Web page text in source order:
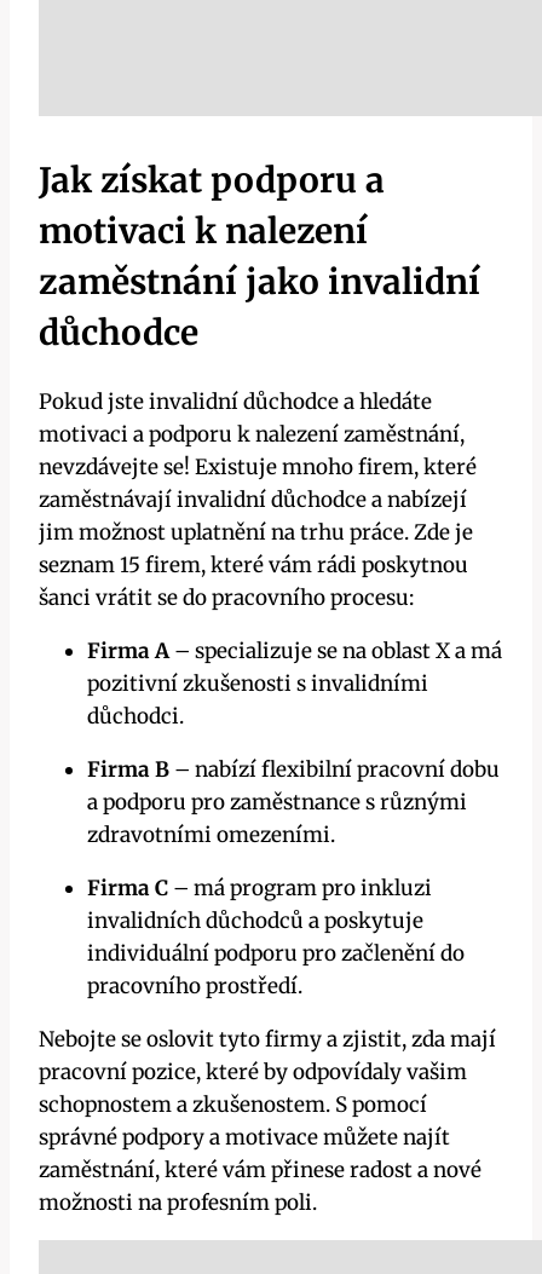
Jak získat podporu a
motivaci k nalezení
zaměstnání jako invalidní
důchodce
Pokud jste invalidní důchodce a hledáte
motivaci a podporu k nalezení zaměstnání,
nevzdávejte se! Existuje mnoho firem, které
zaměstnávají invalidní důchodce a nabízejí
jim možnost uplatnění na trhu práce. Zde je
seznam 15 firem, které vám rádi poskytnou
šanci vrátit se do pracovního procesu:
Firma A– specializuje se na oblast X a má
pozitivní zkušenosti s invalidními
důchodci.
Firma B – nabízí flexibilní pracovní dobu
a podporu pro zaměstnance s různými
zdravotními omezeními.
Firma C – má program pro inkluzi
invalidních důchodců a poskytuje
individuální podporu pro začlenění do
pracovního prostředí.
Nebojte se oslovit tyto firmy a zjistit, zda mají
pracovní pozice, které by odpovídaly vašim
schopnostem a zkušenostem. S pomocí
správné podpory a motivace můžete najít
zaměstnání, které vám přinese radost a nové
možnosti na profesním poli.